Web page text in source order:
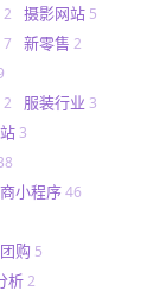
2 摄影网站 5
7 新零售 2
2 服装行业 3
3
小程序46
购 5
析2